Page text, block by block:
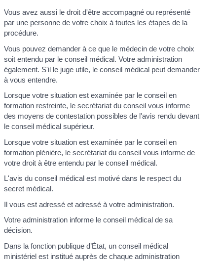
Vous avez aussi le droit d'être accompagné ou représenté
par une personne de votre choix à toutes les étapes de la
procédure.
Vous pouvez demander à ce que le médecin de votre choix
soit entendu par le conseil médical. Votre administration
également. S'il le juge utile, le conseil médical peut demander
à vous entendre.
Lorsque votre situation est examinée par le conseil en
formation restreinte, le secrétariat du conseil vous informe
des moyens de contestation possibles de l'avis rendu devant
le conseil médical supérieur.
Lorsque votre situation est examinée par le conseil en
formation plénière, le secrétariat du conseil vous informe de
votre droit à être entendu par le conseil médical.
L'avis du conseil médical est motivé dans le respect du
secret médical.
Il vous est adressé et adressé à votre administration.
Votre administration informe le conseil médical de sa
décision.
Dans la fonction publique d’État, un conseil médical
ministériel est institué auprès de chaque administration